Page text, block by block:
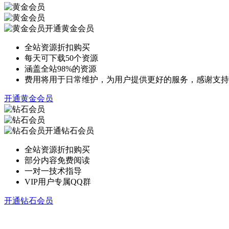
开通黄金会员
全站资源折扣购买
每天可下载50个资源
涵盖全站98%的资源
费用将用于日常维护，为用户提供更好的服务，感谢支持
开通黄金会员
开通钻石会员
全站资源折扣购买
部分内容免费阅读
一对一技术指导
VIP用户专属QQ群
开通钻石会员